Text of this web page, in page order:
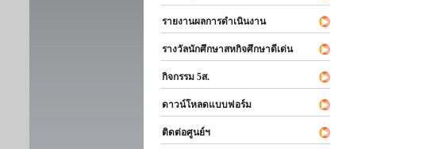
รายงานผลการดำเนินงาน
รางวัลนักศึกษาสหกิจศึกษาดีเด่น
กิจกรรม 5ส.
ดาวน์โหลดแบบฟอร์ม
ติดต่อศูนย์ฯ